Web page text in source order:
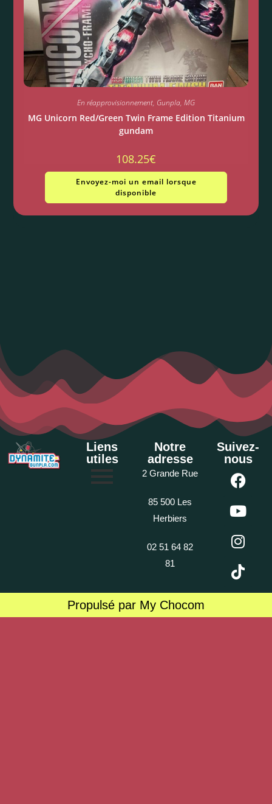
En réapprovisionnement, Gunpla, MG
MG Unicorn Red/Green Twin Frame Edition Titanium
gundam
108.25€
Envoyez-moi un email lorsque
disponible
Liens
utiles
Notre
adresse
2 Grande Rue
85 500 Les
Herbiers
02 51 64 82
81
Suivez-
nous
Propulsé par My Chocom